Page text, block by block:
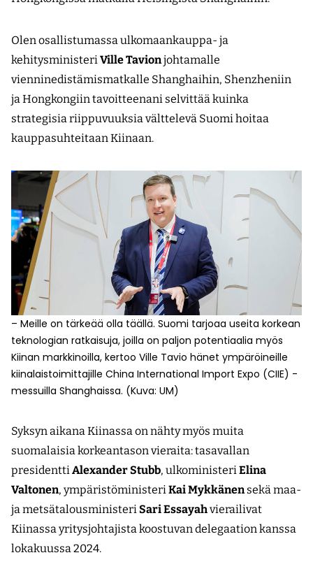
Olen osallistumassa ulkomaankauppa- ja
kehitysministeriVille Tavionjohtamalle
vienninedistämismatkalle Shanghaihin, Shenzheniin
ja Hongkongiin tavoitteenani selvittää kuinka
strategisia riippuvuuksia välttelevä Suomi hoitaa
kauppasuhteitaan Kiinaan.
– Meille on tärkeää olla täällä. Suomi tarjoaa useita korkean
teknologian ratkaisuja, joilla on paljon potentiaalia myös
Kiinan markkinoilla, kertoo Ville Tavio hänet ympäröineille
kiinalaistoimittajille China International Import Expo (CIIE) -
messuilla Shanghaissa. (Kuva: UM)
Syksyn aikana Kiinassa on nähty myös muita
suomalaisia korkeantason vieraita: tasavallan
presidenttiAlexander Stubb, ulkoministeriElina
Valtonen, ympäristöministeriKai Mykkänensekä maa-
ja metsätalousministeri Sari Essayahvierailivat
Kiinassa yritysjohtajista koostuvan delegaation kanssa
lokakuussa 2024.